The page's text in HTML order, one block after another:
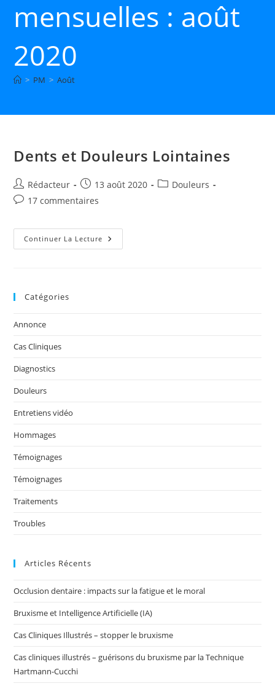
mensuelles : août
2020
> PM > Août
Dents et Douleurs Lointaines
Auteur/autrice
de
Rédacteur
Publication
publiée :
13 août 2020
PostDouleurs
Commentaires
la
publication :
17 commentaires
Continuer La Lecture Dents
Et
Catégories
Annonce
Cas Cliniques
Diagnostics
Douleurs
Entretiens vidéo
Hommages
Témoignages
Témoignages
Traitements
Troubles
Articles Récents
Occlusion dentaire : impacts sur la fatigue et le moral
Bruxisme et Intelligence Artificielle (IA)
Cas Cliniques Illustrés – stopper le bruxisme
Cas cliniques illustrés – guérisons du bruxisme par la Technique
Hartmann-Cucchi